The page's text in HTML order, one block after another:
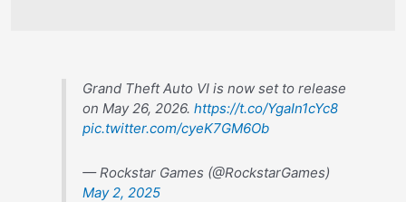
Grand Theft Auto VI is now set to release
on May 26, 2026. https://t.co/YgaIn1cYc8
pic.twitter.com/cyeK7GM6Ob
— Rockstar Games (@RockstarGames)
May 2, 2025